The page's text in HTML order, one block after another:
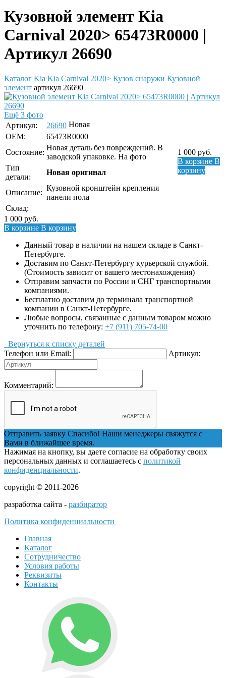
Кузовной элемент Kia
Carnival 2020> 65473R0000 |
Артикул 26690
Каталог Kia Kia Carnival 2020> Кузов снаружи Кузовной
элемент артикул 26690
Ещё 3 фото
Артикул:
26690 Новая
1 000 руб.
В корзине В
корзину
OEM:
65473R0000
Состояние:
Новая деталь без повреждений. В
заводской упаковке. На фото
Тип
детали:
Новая оригинал
Описание:
Кузовной кронштейн крепления
панели пола
Склад:
1 000 руб.
В корзине В корзину
Данный товар в наличии на нашем складе в Санкт-
Петербурге.
Доставим по Санкт-Петербургу курьерской службой.
(Стоимость зависит от вашего местонахождения)
Отправим запчасти по России и СНГ транспортными
компаниями.
Бесплатно доставим до терминала транспортной
компании в Санкт-Петербурге.
Любые вопросы, связанные с данным товаром можно
уточнить по телефону: +7 (911) 705-74-00
Вернуться к списку деталей
Телефон или Email:
Артикул:
Комментарий:
Отправить заявку Спасибо! Наши менеджеры свяжутся с
Вами в ближайшее время.
Нажимая на кнопку, вы даете согласие на обработку своих
персональных данных и соглашаетесь с политикой
конфиденциальности.
copyright © 2011-2026
разработка сайта - разбиратор
Политика конфиденциальности
Главная
Каталог
Сотрудничество
Условия работы
Реквизиты
Контакты